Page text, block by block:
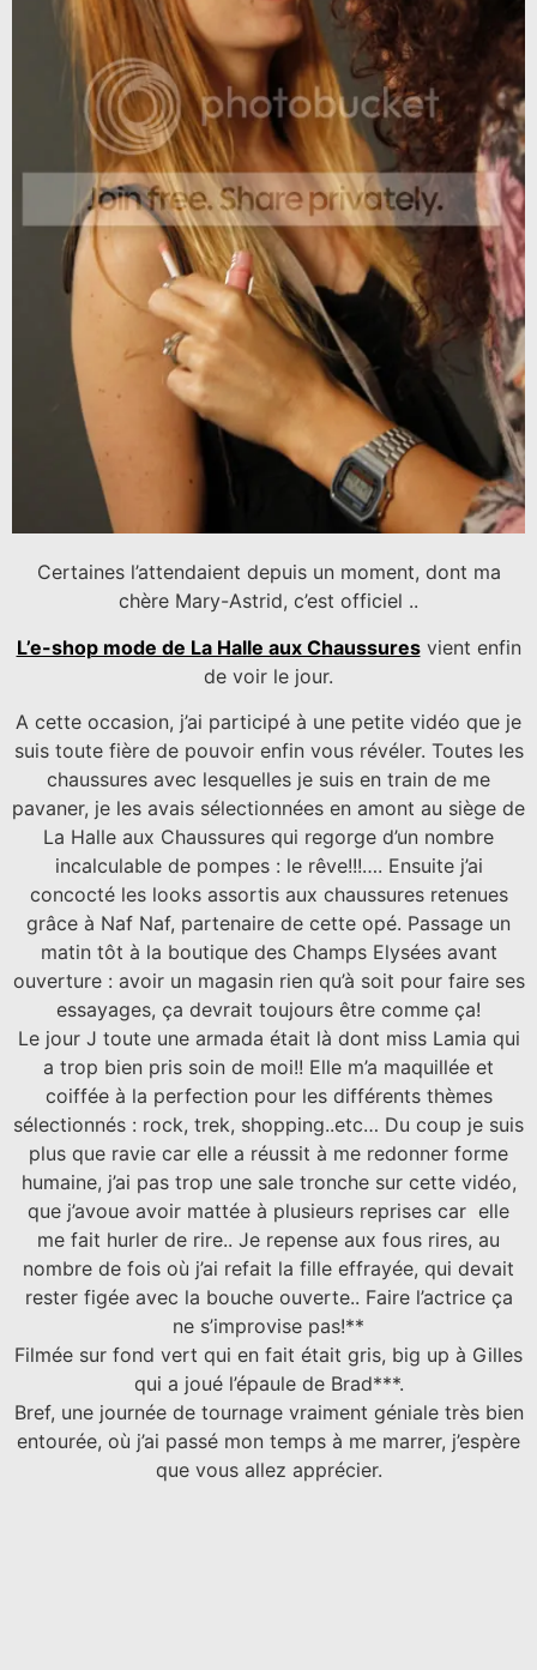
Certaines l’attendaient depuis un moment, dont ma
chère Mary-Astrid, c’est officiel ..
L’e-shop mode de La Halle aux Chaussuresvient enfin
de voir le jour.
A cette occasion, j’ai participé à une petite vidéo que je
suis toute fière de pouvoir enfin vous révéler. Toutes les
chaussures avec lesquelles je suis en train de me
pavaner, je les avais sélectionnées en amont au siège de
La Halle aux Chaussures qui regorge d’un nombre
incalculable de pompes : le rêve!!!…. Ensuite j’ai
concocté les looks assortis aux chaussures retenues
grâce à Naf Naf, partenaire de cette opé. Passage un
matin tôt à la boutique des Champs Elysées avant
ouverture : avoir un magasin rien qu’à soit pour faire ses
essayages, ça devrait toujours être comme ça!
Le jour J toute une armada était là dont miss Lamia qui
a trop bien pris soin de moi!! Elle m’a maquillée et
coiffée à la perfection pour les différents thèmes
sélectionnés : rock, trek, shopping..etc… Du coup je suis
plus que ravie car elle a réussit à me redonner forme
humaine, j’ai pas trop une sale tronche sur cette vidéo,
que j’avoue avoir mattée à plusieurs reprises car elle
me fait hurler de rire.. Je repense aux fous rires, au
nombre de fois où j’ai refait la fille effrayée, qui devait
rester figée avec la bouche ouverte.. Faire l’actrice ça
ne s’improvise pas!**
Filmée sur fond vert qui en fait était gris, big up à Gilles
qui a joué l’épaule de Brad***.
Bref, une journée de tournage vraiment géniale très bien
entourée, où j’ai passé mon temps à me marrer, j’espère
que vous allez apprécier.